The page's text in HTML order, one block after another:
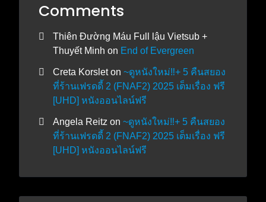
Comments
Thiên Đường Máu Full lậu Vietsub +
Thuyết Minh on End of Evergreen
Creta Korsleton ~ดูหนังใหม่‼️+ 5 คืนสยอง
ที่ร้านเฟรดดี้ 2 (FNAF2) 2025 เต็มเรื่อง ฟรี
[UHD] หนังออนไลน์ฟรี
Angela Reitz on ~ดูหนังใหม่‼️+ 5 คืนสยอง
ที่ร้านเฟรดดี้ 2 (FNAF2) 2025 เต็มเรื่อง ฟรี
[UHD] หนังออนไลน์ฟรี